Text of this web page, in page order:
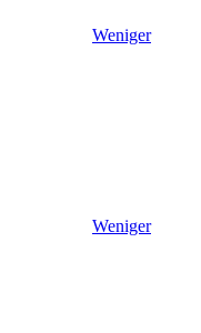
Weniger
Weniger